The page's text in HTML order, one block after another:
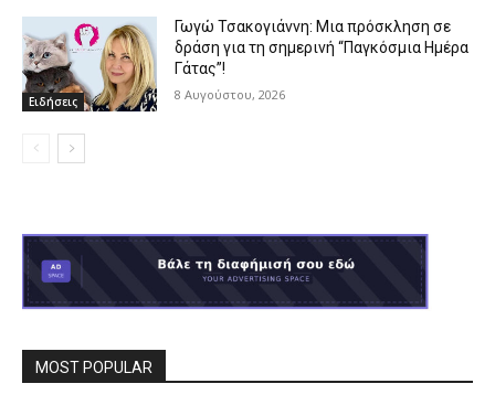
Ειδήσεις
Γωγώ Τσακογιάννη: Μια πρόσκληση σε
δράση για τη σημερινή “Παγκόσμια Ημέρα
Γάτας”!
8 Αυγούστου, 2026
MOST POPULAR